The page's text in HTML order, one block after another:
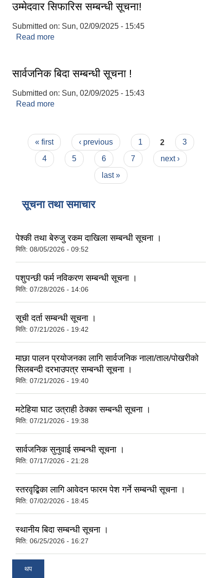
उम्मेदवार सिफारिस सम्बन्धी सूचना!
Submitted on: Sun, 02/09/2025 - 15:45
Read more
सार्वजनिक बिदा सम्बन्धी सूचना !
Submitted on: Sun, 02/09/2025 - 15:43
Read more
Pages
« first ‹ previous 1 2
3
4
5 6 7
next ›
last »
सूचना तथा समाचार
पेश्की तथा बेरुजु रकम दाखिला सम्बन्धी सूचना ।
मिति: 08/05/2026 - 09:52
पशुपन्छी फर्म नविकरण सम्बन्धी सूचना ।
मिति: 07/28/2026 - 14:06
सूची दर्ता सम्बन्धी सूचना ।
मिति: 07/21/2026 - 19:42
माछा पालन प्रयोजनका लागि सार्वजनिक नाला/ताल/पोखरीको
सिलबन्दी दरभाउपत्र सम्बन्धी सूचना ।
मिति: 07/21/2026 - 19:40
मटेहिया घाट उत्राही ठेक्का सम्बन्धी सूचना ।
मिति: 07/21/2026 - 19:38
सार्वजनिक सुनुवाई सम्बन्धी सूचना ।
मिति: 07/17/2026 - 21:28
स्तरवृद्बिका लागि आवेदन फारम पेश गर्ने सम्बन्धी सूचना ।
मिति: 07/02/2026 - 18:45
स्थानीय बिदा सम्बन्धी सूचना ।
मिति: 06/25/2026 - 16:27
थप